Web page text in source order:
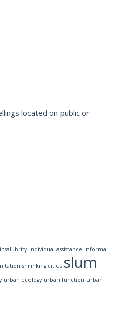
located on public or
individual assistance informal
shrinking cities slum
urban ecology urban function urban